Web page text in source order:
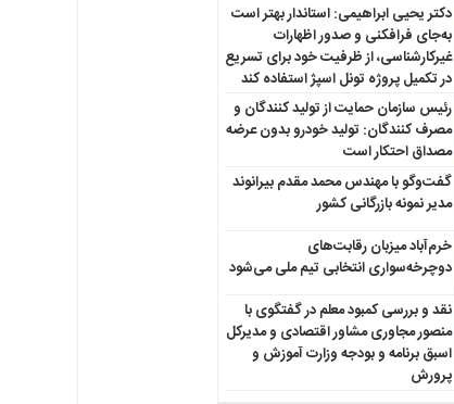
دکتر یحیی ابراهیمی: استاندار بهتر است
به‌جای فرافکنی و صدور اظهارات
غیرکارشناسی، از ظرفیت خود برای تسریع
در تکمیل پروژه تونل اسپژ استفاده کند
رئیس سازمان حمایت از تولید کنندگان و
مصرف کنندگان: تولید خودرو بدون عرضه
مصداق احتکار است
گفت‌وگو با مهندس محمد مقدم بیرانوند
مدیر نمونه بازرگانی کشور
خرم‌آباد میزبان رقابت‌های
دوچرخه‌سواری انتخابی تیم ملی می‌شود
نقد و بررسی کمبود معلم در گفتگوی با
منصور مجاوری مشاور اقتصادی و مدیرکل
اسبق برنامه و بودجه وزارت آموزش و
پرورش